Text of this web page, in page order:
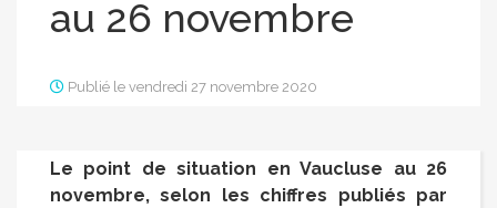
au 26 novembre
Publié le vendredi 27 novembre 2020
Le point de situation en Vaucluse au 26
novembre, selon les chiffres publiés par